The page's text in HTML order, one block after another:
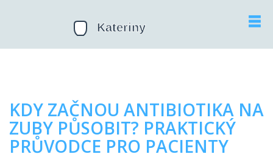
KDY ZAČNOU ANTIBIOTIKA NA
ZUBY PŮSOBIT? PRAKTICKÝ
PRŮVODCE PRO PACIENTY